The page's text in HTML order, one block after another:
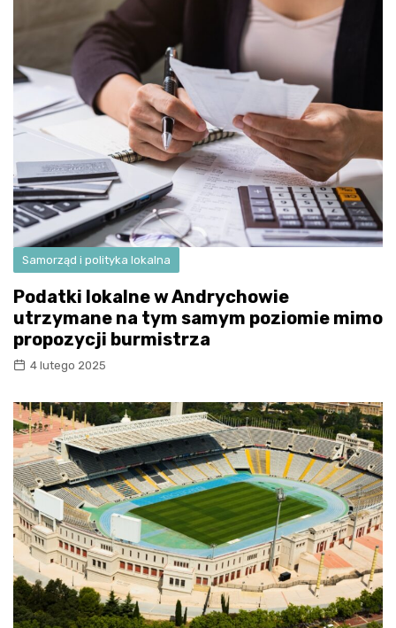
Samorząd i polityka lokalna
Podatki lokalne w Andrychowie
utrzymane na tym samym poziomie mimo
propozycji burmistrza
4 lutego 2025